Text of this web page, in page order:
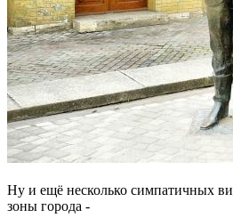
Ну и ещё несколько симпатичных
зоны города -